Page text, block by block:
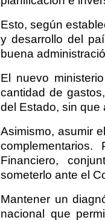
Esto, según
y desarrollo del
buena
El nuevo
cantidad de
del Estado, sin que
Asimismo, asumir
Financiero,
someterlo ante el
Mantener un
nacional que